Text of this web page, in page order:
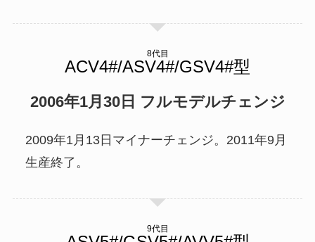
8代目
2006年1月30日 フルモデルチェンジ
2009年1月13日マイナーチェンジ。2011年9月
生産終了。
9代目